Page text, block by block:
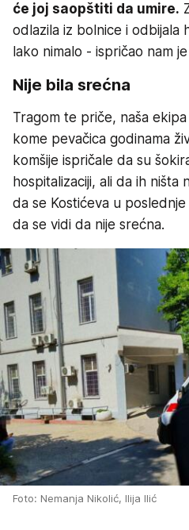
će joj saopštiti da umire.
odlazila iz bolnice i odbijala
lako nimalo - ispričao nam
Nije bila srećna
Tragom te priče, naša
kome pevačica godinama
komšije ispričale da su
hospitalizaciji, ali da ih ništa
da se Kostićeva u
da se vidi da nije srećna.
Foto: Nemanja Nikolić, Ilija Ilić